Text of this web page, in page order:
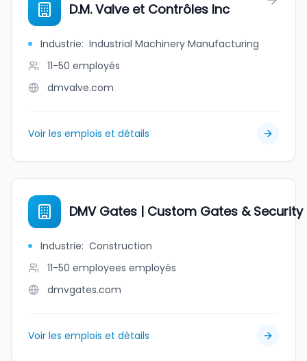
D.M. Valve et Contrôles Inc
Industrie: Industrial Machinery Manufacturing
11-50 employés
dmvalve.com
Voir les emplois et détails
DMV Gates | Custom Gates &
Industrie: Construction
11-50 employees employés
dmvgates.com
Voir les emplois et détails